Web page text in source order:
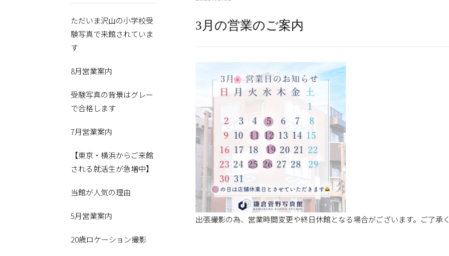
ただいま沢山の小学校受
験写真で来館されていま
す
8月営業案内
受験写真の背景はグレー
で合格します
7月営業案内
【東京・横浜からご来館
される就活生が急増中】
当館が人気の理由
5月営業案内
20歳ロケーション撮影
3月の営業のご案内
出張撮影の為、営業時間変更や終日休館となる場合がございます。ご了承